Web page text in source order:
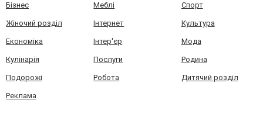
Бізнес Меблі Спорт
Жіночий розділ Інтернет Культура
Економіка Інтер'єр Мода
Кулінарія Послуги Родина
Подорожі Робота Дитячий розділ
Реклама